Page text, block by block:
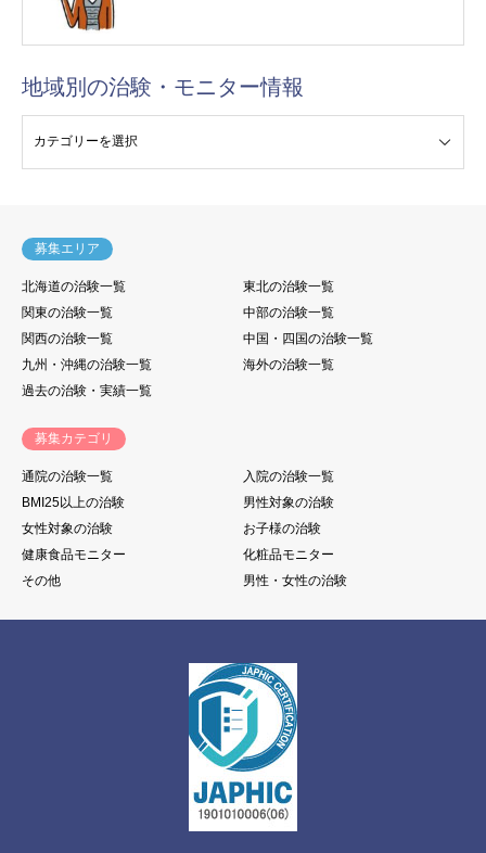
地域別の治験・モニター情報
募集エリア
北海道の治験一覧
東北の治験一覧
関東の治験一覧
中部の治験一覧
関西の治験一覧
中国・四国の治験一覧
九州・沖縄の治験一覧
海外の治験一覧
過去の治験・実績一覧
募集カテゴリ
通院の治験一覧
入院の治験一覧
BMI25以上の治験
男性対象の治験
女性対象の治験
お子様の治験
健康食品モニター
化粧品モニター
その他
男性・女性の治験